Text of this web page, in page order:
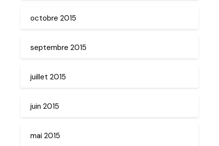
octobre 2015
septembre 2015
juillet 2015
juin 2015
mai 2015